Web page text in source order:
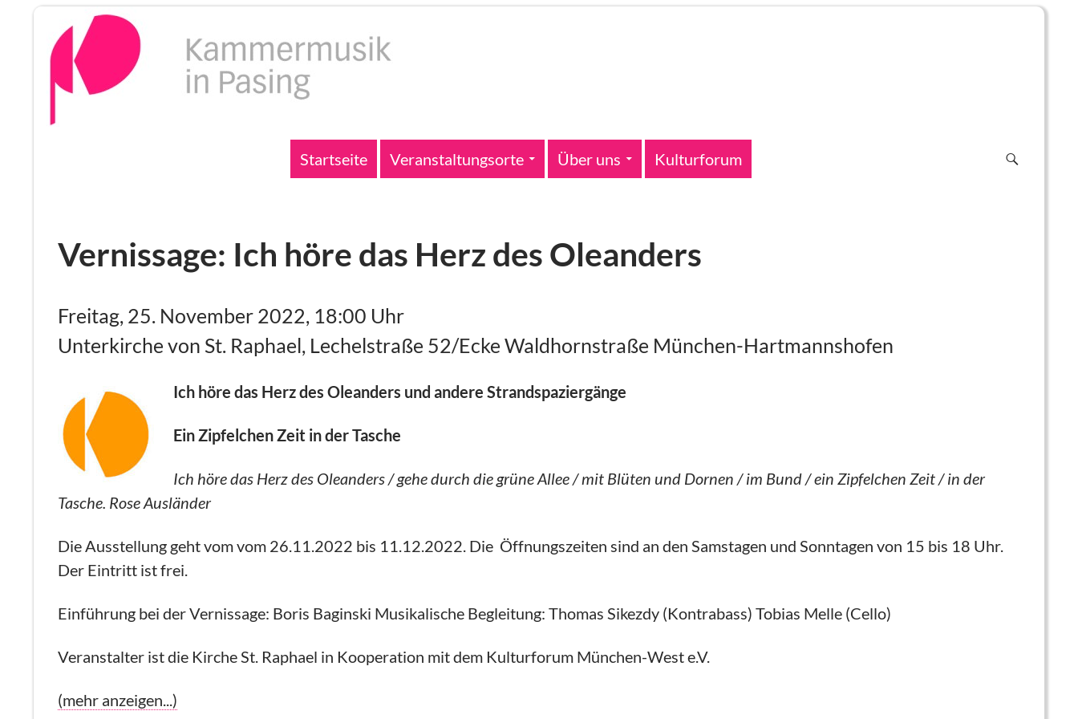
Startseite Veranstaltungsorte Über uns Kulturforum
Vernissage: Ich höre das Herz des Oleanders
Freitag, 25. November 2022, 18:00 Uhr
Unterkirche von St. Raphael, Lechelstraße 52/Ecke Waldhornstraße München-Hartmannshofen
Ich höre das Herz des Oleanders und andere Strandspaziergänge
Ein Zipfelchen Zeit in der Tasche
Ich höre das Herz des Oleanders / gehe durch die grüne Allee / mit Blüten und Dornen / im Bund / ein Zipfelchen Zeit / in der
Tasche. Rose Ausländer
Die Ausstellung geht vom vom 26.11.2022 bis 11.12.2022. Die Öffnungszeiten sind an den Samstagen und Sonntagen von 15 bis 18 Uhr.
Der Eintritt ist frei.
Einführung bei der Vernissage: Boris Baginski Musikalische Begleitung: Thomas Sikezdy (Kontrabass) Tobias Melle (Cello)
Veranstalter ist die Kirche St. Raphael in Kooperation mit dem Kulturforum München-West e.V.
(mehr anzeigen...)